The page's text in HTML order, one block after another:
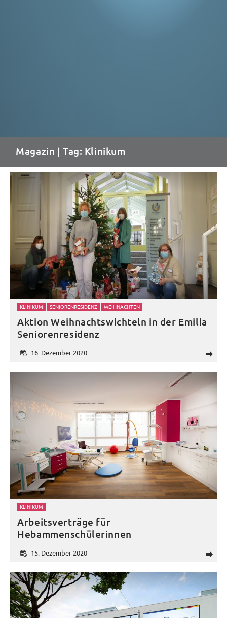
Magazin | Tag: Klinikum
d
16. Dezember 2020
KLINIKUM SENIORENRESIDENZ WEIHNACHTEN
Aktion Weihnachtswichteln in der Emilia
Seniorenresidenz
d
15. Dezember 2020
KLINIKUM
Arbeitsverträge für
Hebammenschülerinnen